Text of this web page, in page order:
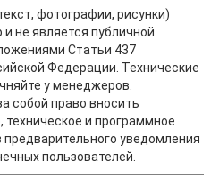
фотографии, рисунки)
не является публичной
Статьи 437
Федерации. Технические
у менеджеров.
собой право вносить
и программное
уведомления
пользователей.